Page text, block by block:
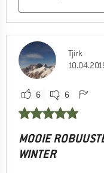
Tjirk
6 6
MOOIE
WINTER